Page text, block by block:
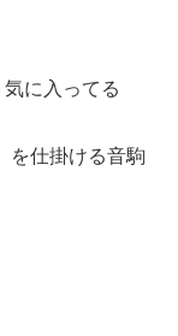
に入ってる
を仕掛ける音駒